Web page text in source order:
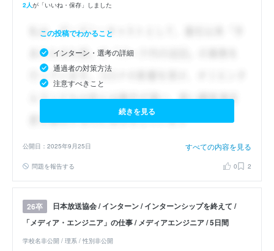
2人が「いいね・保存」しました
この投稿でわかること
インターン・選考の詳細
通過者の対策方法
注意すべきこと
続きを見る
公開日：2025年9月25日 すべての内容を見る
問題を報告する 0 2
26卒
日本放送協会 / インターン / インターンシップを終えて /
「メディア・エンジニア」の仕事 / メディアエンジニア / 5日間
学校名非公開 / 理系 / 性別非公開